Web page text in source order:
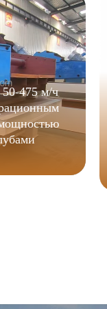
50-475 м/ч